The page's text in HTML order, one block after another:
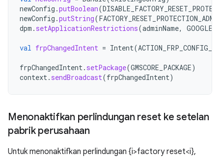
newConfig .putBoolean(
newConfig .putString(
dpm . setApplicationRestrictions(adminName,
val frpChangedIntent = Intent(
frpChangedIntent. setPackage(GMSCORE_PACKAGE)
context. sendBroadcast(frpChangedIntent)
Menonaktifkan perlindungan reset ke setelan
pabrik perusahaan
Untuk menonaktifkan perlindungan {i>factory reset<i},